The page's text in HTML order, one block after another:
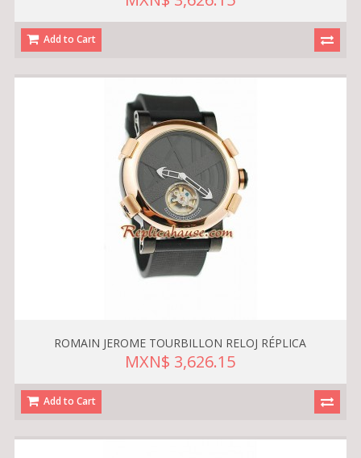
Add to Cart
ROMAIN JEROME TOURBILLON RELOJ RÉPLICA
MXN$ 3,626.15
Add to Cart